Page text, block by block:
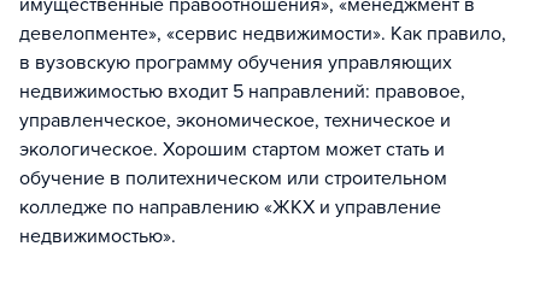
имущественные правоотношения», «менеджмент в
девелопменте», «сервис недвижимости». Как правило,
в вузовскую программу обучения управляющих
недвижимостью входит 5 направлений: правовое,
управленческое, экономическое, техническое и
экологическое. Хорошим стартом может стать и
обучение в политехническом или строительном
колледже по направлению «ЖКХ и управление
недвижимостью».